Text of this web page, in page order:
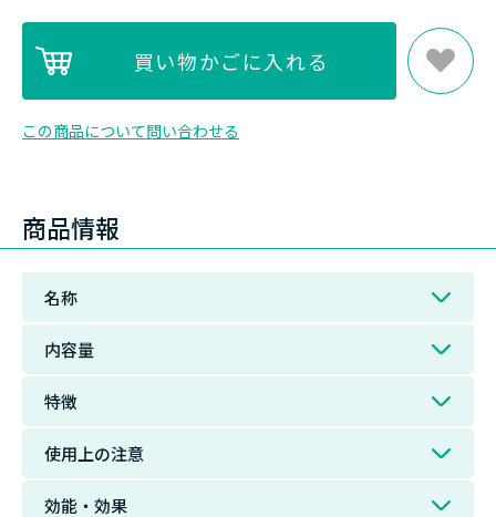
この商品について問い合わせる
商品情報
名称
内容量
特徴
使用上の注意
効能・効果